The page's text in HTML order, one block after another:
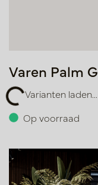
Varen Palm
Varianten laden...
Op voorraad